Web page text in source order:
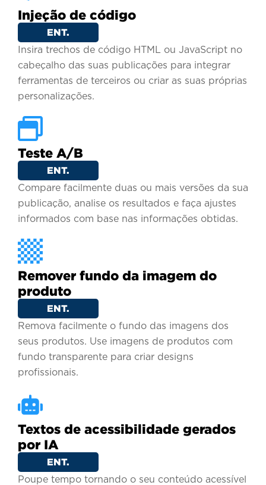
Injeção de código
ENT.
Insira trechos de código HTML ou JavaScript no
cabeçalho das suas publicações para integrar
ferramentas de terceiros ou criar as suas próprias
personalizações.
Teste A/B
ENT.
Compare facilmente duas ou mais versões da sua
publicação, analise os resultados e faça ajustes
informados com base nas informações obtidas.
Remover fundo da imagem do
produto
ENT.
Remova facilmente o fundo das imagens dos
seus produtos. Use imagens de produtos com
fundo transparente para criar designs
profissionais.
Textos de acessibilidade gerados
por IA
ENT.
Poupe tempo tornando o seu conteúdo acessível